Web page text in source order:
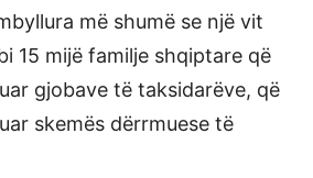
më shumë se një vit
15 mijë familje shqiptare që
gjobave të taksidarëve, që
skemës dërrmuese të